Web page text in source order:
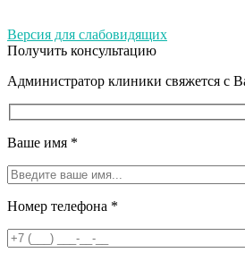
Версия для слабовидящих
Получить консультацию
Администратор клиники свяжется с
Ваше имя *
Номер телефона *